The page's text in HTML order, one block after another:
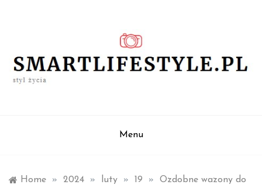
Menu
Home » 2024 » luty » 19 »
Ozdobne wazony do